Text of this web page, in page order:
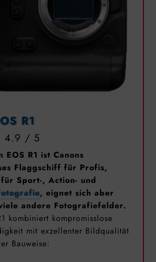
R1
4.9
EOS R1 ist Canons
Flaggschiff für Profis,
Sport-, Action- und
, eignet sich aber
andere Fotografiefelder.
kombiniert kompromisslose
mit exzellenter Bildqualität
Bauweise: